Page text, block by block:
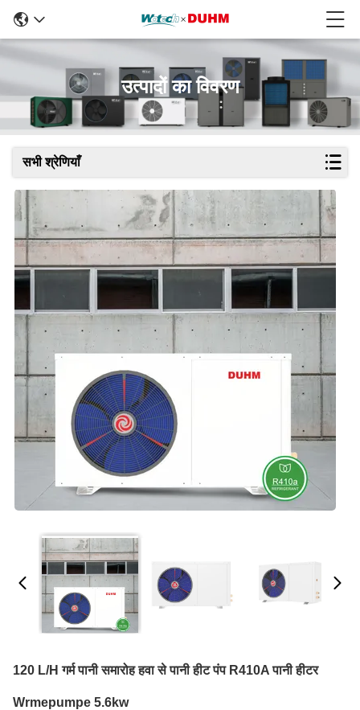
उत्पादों का विवरण
सभी श्रेणियाँ
120 L/H गर्म पानी समारोह हवा से पानी हीट पंप R410A पानी हीटर
Wrmepumpe 5.6kw